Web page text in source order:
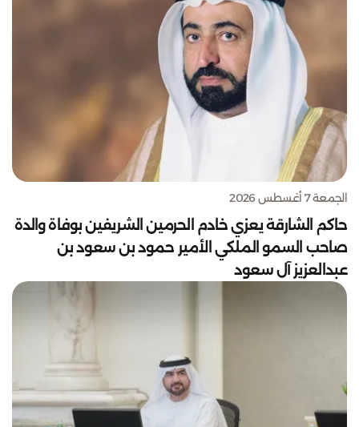
الجمعة 7 أغسطس 2026
حاكم الشارقة يعزي خادم الحرمين الشريفين بوفاة والدة
صاحب السمو الملكي الأمير حمود بن سعود بن
عبدالعزيز آل سعود